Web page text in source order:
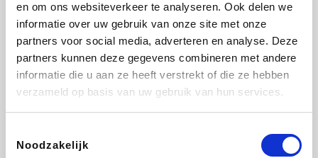
en om ons websiteverkeer te analyseren. Ook delen we
informatie over uw gebruik van onze site met onze
partners voor social media, adverteren en analyse. Deze
partners kunnen deze gegevens combineren met andere
informatie die u aan ze heeft verstrekt of die ze hebben
verzameld op basis van uw gebruik van hun services.
Noodzakelijk
DectDirect
Brussels Airlines